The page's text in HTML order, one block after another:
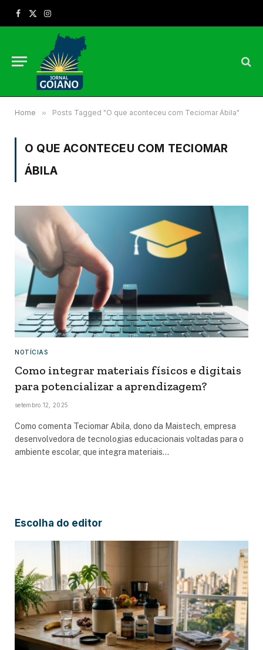
Facebook
X
Instagram
Home » Posts Tagged "O que aconteceu com Teciomar Ábila"
O QUE ACONTECEU COM TECIOMAR
ÁBILA
NOTÍCIAS
Como integrar materiais físicos e digitais
para potencializar a aprendizagem?
setembro 12, 2025
Como comenta Teciomar Abila, dono da Maistech, empresa
desenvolvedora de tecnologias educacionais voltadas para o
ambiente escolar, que integra materiais…
Escolha do editor